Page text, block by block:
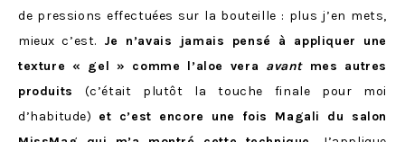
de pressions effectuées sur la bouteille : plus j’en mets,
mieux c’est. Je n’avais jamais pensé à appliquer une
texture « gel » comme l’aloe vera avantmes autres
produits
(c’était plutôt la touche finale pour moi
d’habitude) et c’est encore une fois Magali du salon